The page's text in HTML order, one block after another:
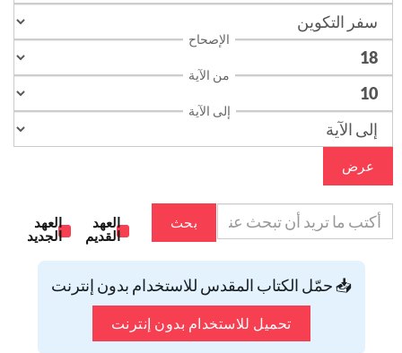
الإصحاح
من الآية
إلى الآية
عرض
بحث
العهد
القديم
العهد
الجديد
📥 حمّل الكتاب المقدس للاستخدام بدون إنترنت
تحميل للاستخدام بدون إنترنت